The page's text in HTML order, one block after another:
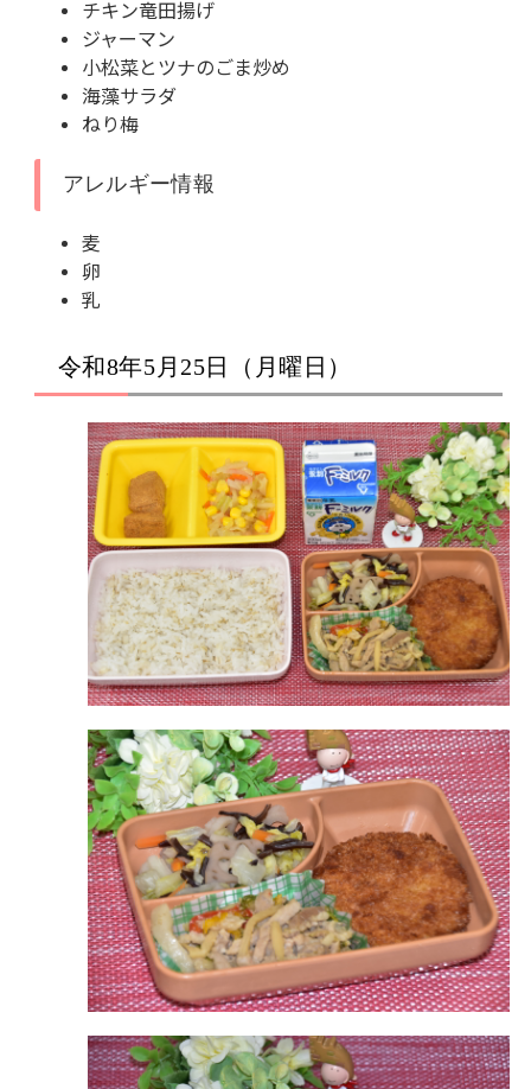
チキン竜田揚げ
ジャーマン
小松菜とツナのごま炒め
海藻サラダ
ねり梅
アレルギー情報
麦
卵
乳
令和8年5月25日（月曜日）